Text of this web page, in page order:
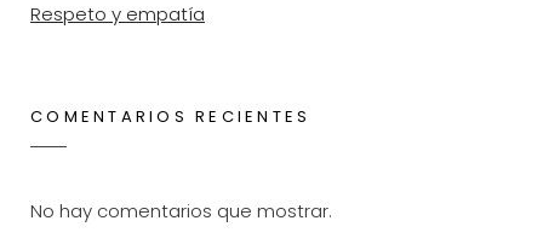
Respeto y empatía
COMENTARIOS RECIENTES
No hay comentarios que mostrar.